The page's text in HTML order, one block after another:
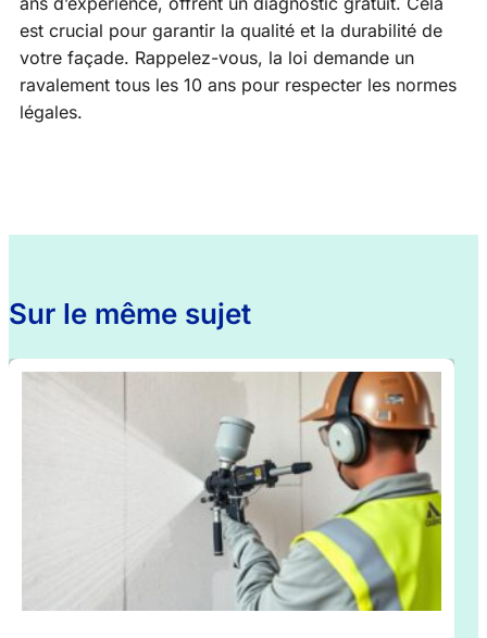
est crucial pour garantir la qualité et la durabilité de
votre façade. Rappelez-vous, la loi demande un
ravalement tous les 10 ans pour respecter les normes
légales.
Sur le même sujet